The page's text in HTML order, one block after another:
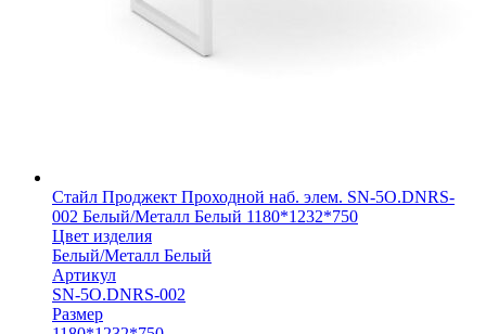
Стайл Проджект Проходной наб. элем. SN-5O.DNRS-
002 Белый/Металл Белый 1180*1232*750
Цвет изделия
Белый/Металл Белый
Артикул
SN-5O.DNRS-002
Размер